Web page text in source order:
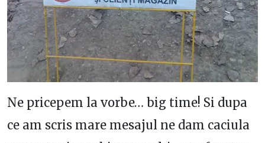
Ne pricepem la vorbe… big time! Si dupa
ce am scris mare mesajul ne dam caciula